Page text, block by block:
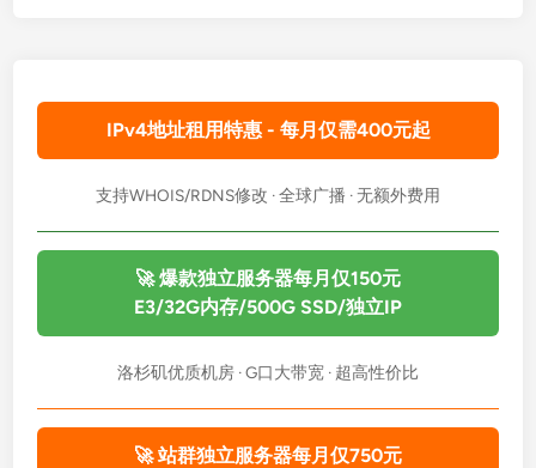
IPv4地址租用特惠 - 每月仅需400元起
支持WHOIS/RDNS修改 · 全球广播 · 无额外费用
🚀 爆款独立服务器每月仅150元
E3/32G内存/500G SSD/独立IP
洛杉矶优质机房 · G口大带宽 · 超高性价比
🚀 站群独立服务器每月仅750元